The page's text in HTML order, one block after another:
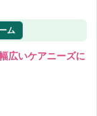
ム
広いケアニーズに